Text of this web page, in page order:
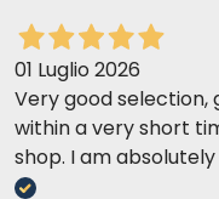
01 Luglio 2026
Very good selection,
within a very short
shop. I am